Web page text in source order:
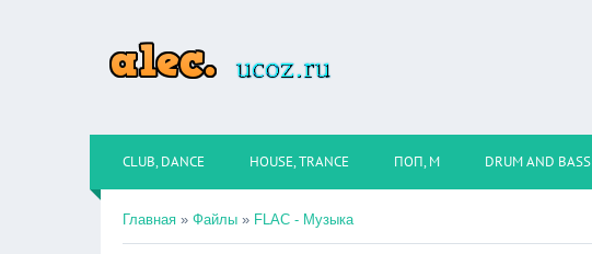
CLUB, DANCE HOUSE, TRANCE ПОП, М DRUM AND BASS
Главная » Файлы » FLAC - Музыка